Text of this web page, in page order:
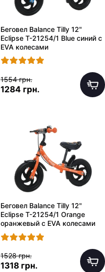
Беговел Balance Tilly 12"
Eclipse T-21254/1 Blue синий с
EVA колесами
1554 грн.
1284 грн.
Беговел Balance Tilly 12"
Eclipse T-21254/1 Orange
оранжевый с EVA колесами
1528 грн.
1318 грн.